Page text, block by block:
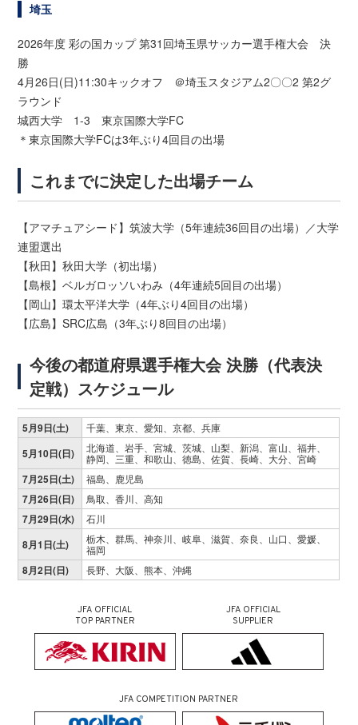
埼玉
2026年度 彩の国カップ 第31回埼玉県サッカー選手権大会 決
勝
4月26日(日)11:30キックオフ ＠埼玉スタジアム2〇〇2 第2グ
ラウンド
城西大学 1-3 東京国際大学FC
＊東京国際大学FCは3年ぶり4回目の出場
これまでに決定した出場チーム
【アマチュアシード】筑波大学（5年連続36回目の出場）／大学
連盟選出
【秋田】秋田大学（初出場）
【島根】ベルガロッソいわみ（4年連続5回目の出場）
【岡山】環太平洋大学（4年ぶり4回目の出場）
【広島】SRC広島（3年ぶり8回目の出場）
今後の都道府県選手権大会 決勝（代表決
定戦）スケジュール
5月9日(土) 千葉、東京、愛知、京都、兵庫
5月10日(日)
北海道、岩手、宮城、茨城、山梨、新潟、富山、福井、
静岡、三重、和歌山、徳島、佐賀、長崎、大分、宮崎
7月25日(土) 福島、鹿児島
7月26日(日) 鳥取、香川、高知
7月29日(水) 石川
8月1日(土)
栃木、群馬、神奈川、岐阜、滋賀、奈良、山口、愛媛、
福岡
8月2日(日) 長野、大阪、熊本、沖縄
JFA OFFICIAL
TOP PARTNER
JFA OFFICIAL
SUPPLIER
JFA COMPETITION PARTNER